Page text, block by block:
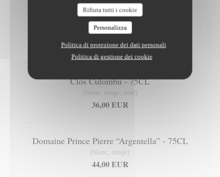
Rifiuta tutti i cookie
Personalizza
Politica di protezione dei dati personali
Politica di gestione dei cookie
Clos Culombu - 50CL
(blanc, rouge, rosé)
25,00 EUR
Clos Culombu - 75CL
(blanc, rouge, rosé)
36,00 EUR
Domaine Prince Pierre “Argentella” - 75CL
(blanc, rouge)
44,00 EUR